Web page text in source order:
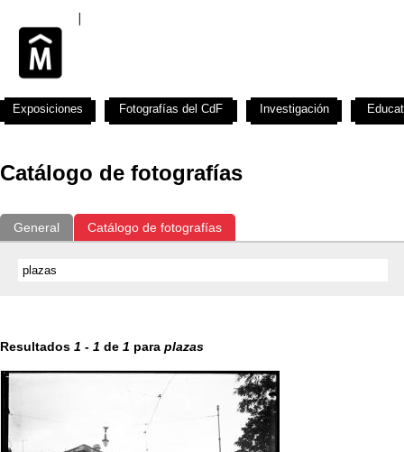
Catálogo de fotografías
General Catálogo de fotografías
Resultados 1 - 1 de 1 para plazas
Exposiciones Fotografías del CdF Investigación